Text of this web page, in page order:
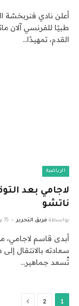
أعلن نادي فنربخشة
طبيًا للفرنسي آلان
القدم، تمهيدًا…
الرياضية
لاجامي بعد
ناتشو
بواسطة فريق التحرير 15 يوليو، 2024
أبدى قاسم لاجامي،
سعادته بالانتقال
تُسعد جماهير…
1
2 التالي